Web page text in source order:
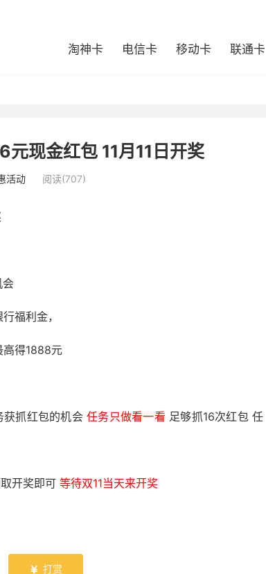
淘神卡 电信卡 移动卡 联通卡
现金红包 11月11日开奖
活动 阅读(707)
会
福利金，
高得1888元
获抓红包的机会 任务只做看一看 足够抓16次红包 任
开奖即可 等待双11当天来开奖
 打赏